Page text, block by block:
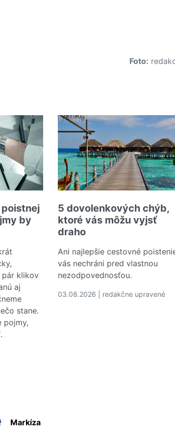
Foto:
dôvodom na osobný bankrot
poistnej
by
pár klikov
aj
stane.
pojmy,
5 dovolenkových chýb,
ktoré vás môžu vyjsť
draho
Ani najlepšie cestovné
vás nechráni pred vlastnou
nezodpovednosťou.
03.08.2026 | redakčne upravené
Markíza